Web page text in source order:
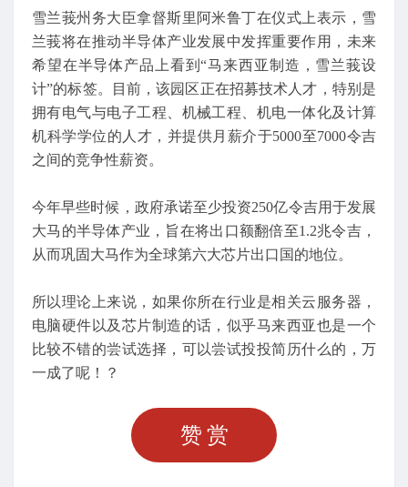
雪兰莪州务大臣拿督斯里阿米鲁丁在仪式上表示，雪
兰莪将在推动半导体产业发展中发挥重要作用，未来
希望在半导体产品上看到“马来西亚制造，雪兰莪设
计”的标签。目前，该园区正在招募技术人才，特别是
拥有电气与电子工程、机械工程、机电一体化及计算
机科学学位的人才，并提供月薪介于5000至7000令吉
之间的竞争性薪资。
今年早些时候，政府承诺至少投资250亿令吉用于发展
大马的半导体产业，旨在将出口额翻倍至1.2兆令吉，
从而巩固大马作为全球第六大芯片出口国的地位。
所以理论上来说，如果你所在行业是相关云服务器，
电脑硬件以及芯片制造的话，似乎马来西亚也是一个
比较不错的尝试选择，可以尝试投投简历什么的，万
一成了呢！？
赞赏